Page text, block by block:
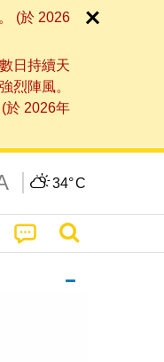
(於 2026
日持續天
烈陣風。
於 2026年
34°C